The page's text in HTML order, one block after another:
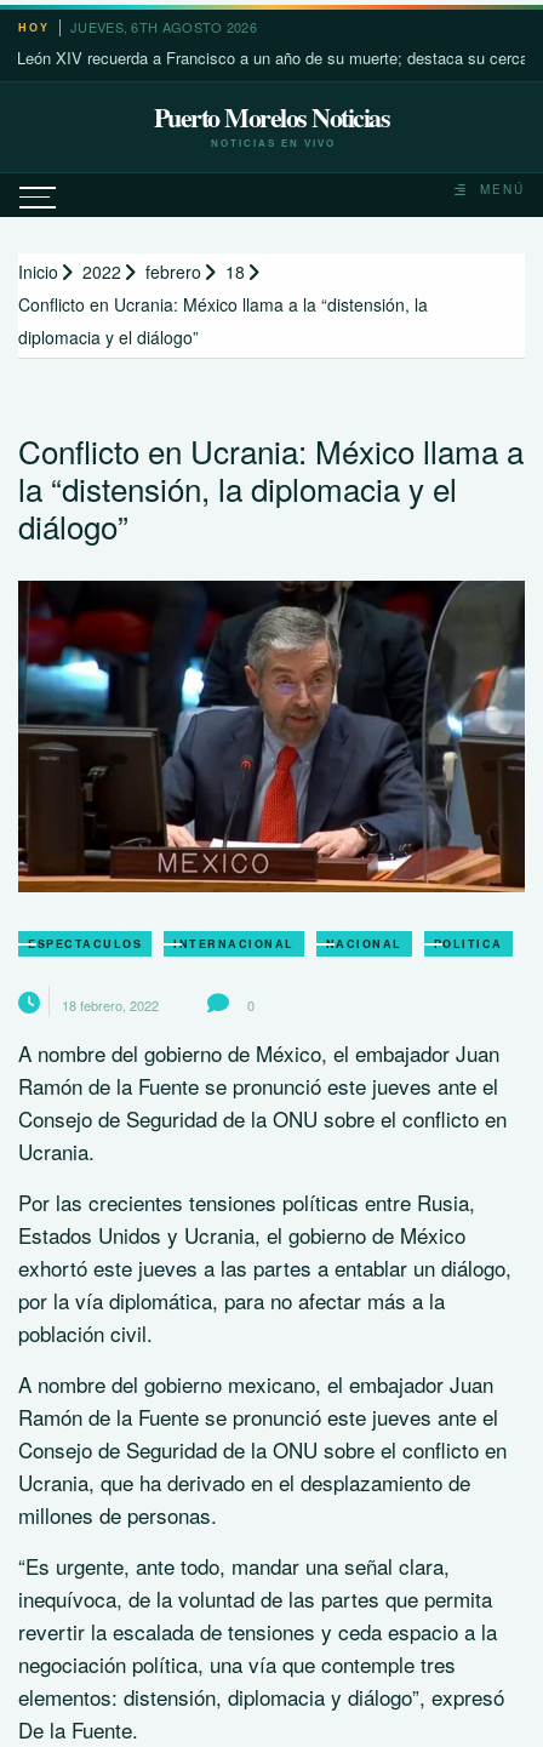
Saltar
contenido
HOY JUEVES, 6TH AGOSTO 2026
XIV recuerda a Francisco a un año de su muerte; destaca su cercanía con
Puerto Morelos Noticias
NOTICIAS EN VIVO
MENÚ
Inicio 2022 febrero
18
Conflicto en Ucrania: México llama a la “distensión, la
diplomacia y el diálogo”
Conflicto en Ucrania: México llama a
la “distensión, la diplomacia y el
diálogo”
ESPECTACULOS INTERNACIONAL NACIONAL POLITICA
18 febrero, 2022 0
A nombre del gobierno de México, el embajador Juan
Ramón de la Fuente se pronunció este jueves ante el
Consejo de Seguridad de la ONU sobre el conflicto en
Ucrania.
Por las crecientes tensiones políticas entre Rusia,
Estados Unidos y Ucrania, el gobierno de México
exhortó este jueves a las partes a entablar un diálogo,
por la vía diplomática, para no afectar más a la
población civil.
A nombre del gobierno mexicano, el embajador Juan
Ramón de la Fuente se pronunció este jueves ante el
Consejo de Seguridad de la ONU sobre el conflicto en
Ucrania, que ha derivado en el desplazamiento de
millones de personas.
“Es urgente, ante todo, mandar una señal clara,
inequívoca, de la voluntad de las partes que permita
revertir la escalada de tensiones y ceda espacio a la
negociación política, una vía que contemple tres
elementos: distensión, diplomacia y diálogo”, expresó
De la Fuente.